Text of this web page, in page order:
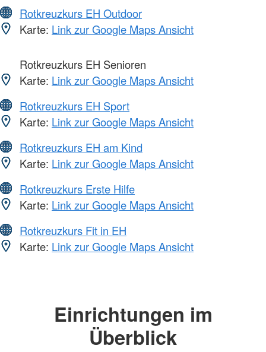
Rotkreuzkurs EH Outdoor
Karte: Link zur Google Maps Ansicht
Rotkreuzkurs EH Senioren
Karte: Link zur Google Maps Ansicht
Rotkreuzkurs EH Sport
Karte: Link zur Google Maps Ansicht
Rotkreuzkurs EH am Kind
Karte: Link zur Google Maps Ansicht
Rotkreuzkurs Erste Hilfe
Karte: Link zur Google Maps Ansicht
Rotkreuzkurs Fit in EH
Karte: Link zur Google Maps Ansicht
Einrichtungen im
Überblick